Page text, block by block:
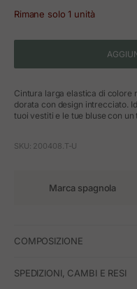
Rimane solo 1 unità
Cintura larga elastica di colore
dorata con design intrecciato.
tuoi vestiti e le tue bluse con un
SKU: 200408.T-U
Marca spagnola
COMPOSIZIONE
SPEDIZIONI, CAMBI E RESI